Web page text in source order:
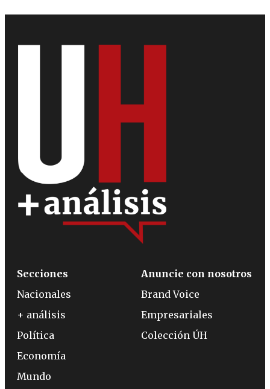
Secciones
Nacionales
+ análisis
Política
Economía
Mundo
Anuncie con nosotros
Brand Voice
Empresariales
Colección ÚH